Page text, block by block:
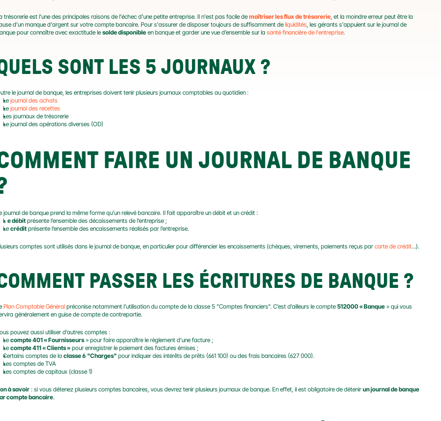
trésorerie est l'une des principales raisons de l'échec d'une petite entreprise. Il n'est pas facile de maîtriser les flux de trésorerie, et la moindre erreur peut être la
d'un manque d'argent sur votre compte bancaire. Pour s'assurer de disposer toujours de suffisamment de liquidités, les gérants s'appuient sur le journal de
pour connaître avec exactitude le solde disponible en banque et garder une vue d’ensemble sur la santé financière de l'entreprise.
SONT LES 5 JOURNAUX ?
le journal de banque, les entreprises doivent tenir plusieurs journaux comptables au quotidien :
Le journal des achats
Le journal des recettes
Les journaux de trésorerie
Le journal des opérations diverses (OD)
FAIRE UN JOURNAL DE BANQUE
journal de banque prend la même forme qu’un relevé bancaire. Il fait apparaître un débit et un crédit :
L e débit présente l’ensemble des décaissements de l’entreprise ;
Le crédit présente l’ensemble des encaissements réalisés par l’entreprise.
comptes sont utilisés dans le journal de banque, en particulier pour différencier les encaissements (chèques, virements, paiements reçus par carte de crédit…).
PASSER LES ÉCRITURES DE BANQUE ?
Plan Comptable Général préconise notamment l’utilisation du compte de la classe 5 "Comptes financiers". C’est d’ailleurs le compte 512000 « Banque » qui vous
généralement en guise de compte de contrepartie.
pouvez aussi utiliser d’autres comptes :
Le compte 401 « Fournisseurs » pour faire apparaître le règlement d’une facture ;
Le compte 411 « Clients » pour enregistrer le paiement des factures émises ;
Certains comptes de la classe 6 "Charges" pour indiquer des intérêts de prêts (661 100) ou des frais bancaires (627 000).
Les comptes de TVA
Les comptes de capitaux (classe 1)
à savoir : si vous détenez plusieurs comptes bancaires, vous devrez tenir plusieurs journaux de banque. En effet, il est obligatoire de détenir un journal de banque
compte bancaire.